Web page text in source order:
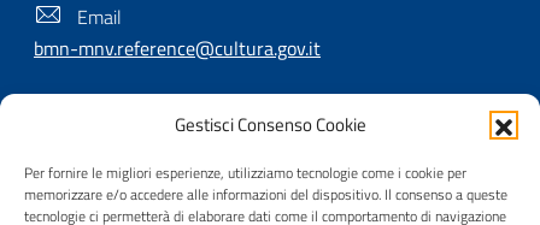
Gestisci Consenso Cookie
Per fornire le migliori esperienze, utilizziamo tecnologie come i cookie per
memorizzare e/o accedere alle informazioni del dispositivo. Il consenso a queste
tecnologie ci permetterà di elaborare dati come il comportamento di navigazione
Email
bmn-mnv.reference@cultura.gov.it